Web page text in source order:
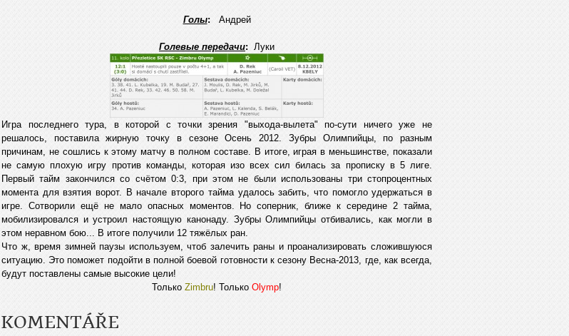
Голы: Андрей
Голевые передачи: Луки
Игра последнего тура, в которой с точки зрения "выхода-вылета" по-сути ничего уже не
решалось, поставила жирную точку в сезоне Осень 2012. Зубры Олимпийцы, по разным
причинам, не сошлись к этому матчу в полном составе. В итоге, играя в меньшинстве, показали
не самую плохую игру против команды, которая изо всех сил билась за прописку в 5 лиге.
Первый тайм закончился со счётом 0:3, при этом не были использованы три стопроцентных
момента для взятия ворот. В начале второго тайма удалось забить, что помогло удержаться в
игре. Сотворили ещё не мало опасных моментов. Но соперник, ближе к середине 2 тайма,
мобилизировался и устроил настоящую канонаду. Зубры Олимпийцы отбивались, как могли в
этом неравном бою... В итоге получили 12 тяжёлых ран.
Что ж, время зимней паузы используем, чтоб залечить раны и проанализировать сложившуюся
ситуацию. Это поможет подойти в полной боевой готовности к сезону Весна-2013, где, как всегда,
будут поставлены самые высокие цели!
Только Zimbru! Только Olymp!
KOMENTÁŘE